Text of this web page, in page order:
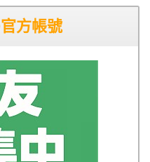
方帳號